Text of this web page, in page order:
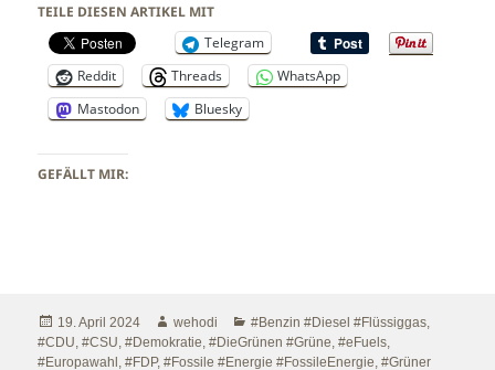
TEILE DIESEN ARTIKEL MIT
Telegram
Reddit
Threads
WhatsApp
Mastodon
Bluesky
GEFÄLLT MIR:
Veröffentlicht
am
19. April 2024 Autor
wehodi Kategorien
#Benzin #Diesel #Flüssiggas,
#CDU,#CSU,#Demokratie,#DieGrünen #Grüne,#eFuels,
#Europawahl ,#FDP,#Fossile #Energie #FossileEnergie,#Grüner